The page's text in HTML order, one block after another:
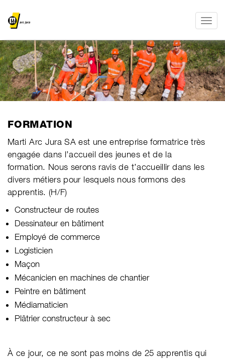
Toggle
​FORMATION
Marti Arc Jura SA est une entreprise formatrice très
engagée dans l’accueil des jeunes et de la
formation. Nous serons ravis de t’accueillir dans les
divers métiers pour lesquels nous formons des
apprentis. (H/F)
Constructeur de routes
Dessinateur en bâtiment
Employé de commerce
Logisticien
Maçon
Mécanicien en machines de chantier
Peintre en bâtiment
Médiamaticien
Plâtrier constructeur à sec
À ce jour, ce ne sont pas moins de 25 apprentis qui